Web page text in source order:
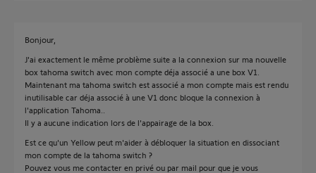
Bonjour,
J'ai exactement le même problème suite a la connexion sur ma nouvelle
box tahoma switch avec mon compte déja associé a une box V1.
Maintenant ma tahoma switch est associé a mon compte mais est rendu
inutilisable car déja associé à une V1 donc bloque la connexion à
l'application Tahoma..
Il y a aucune indication lors de l'appairage de la box.
Est ce qu'un Yellow peut m'aider à débloquer la situation en dissociant
mon compte de la tahoma switch ?
Pouvez vous me contacter en privé ou par mail pour que je vous